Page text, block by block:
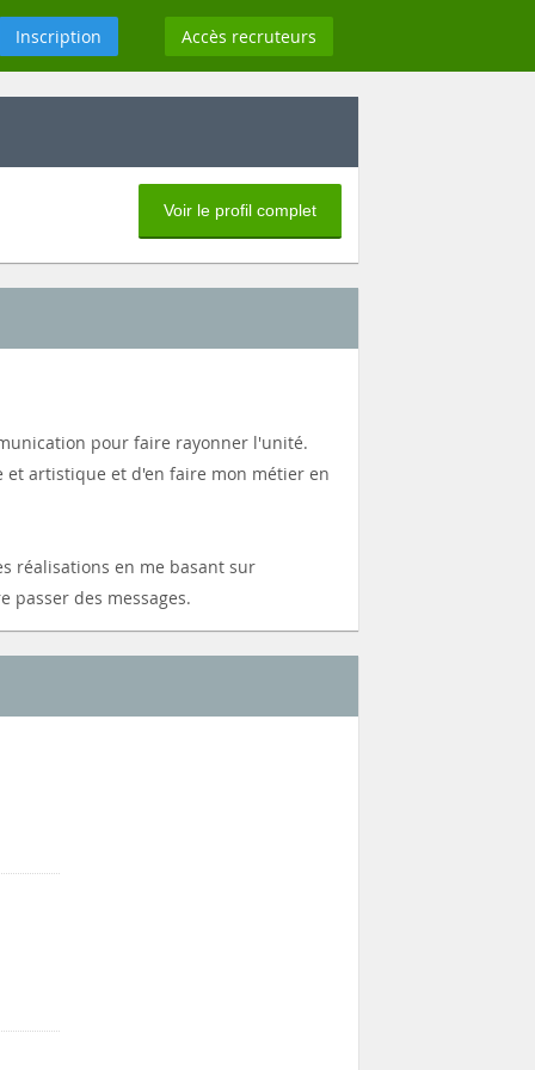
Inscription Accès recruteurs
Voir le profil complet
pour faire rayonner l'unité.
et artistique et d'en faire mon métier en
réalisations en me basant sur
des messages.